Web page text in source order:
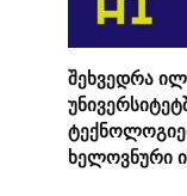
შეხვედრა
ხელოვნური